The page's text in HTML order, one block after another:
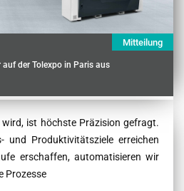
Mitteilung
der Tolexpo in Paris aus
ist höchste Präzision gefragt.
und Produktivitätsziele erreichen
erschaffen, automatisieren wir
Prozesse